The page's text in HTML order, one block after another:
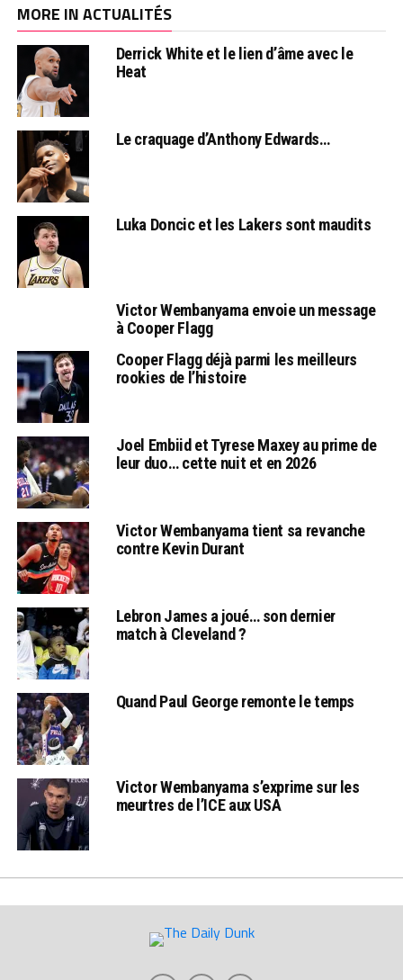
MORE IN ACTUALITÉS
Derrick White et le lien d’âme avec le
Heat
Le craquage d’Anthony Edwards…
Luka Doncic et les Lakers sont maudits
Victor Wembanyama envoie un message
à Cooper Flagg
Cooper Flagg déjà parmi les meilleurs
rookies de l’histoire
Joel Embiid et Tyrese Maxey au prime de
leur duo… cette nuit et en 2026
Victor Wembanyama tient sa revanche
contre Kevin Durant
Lebron James a joué… son dernier
match à Cleveland ?
Quand Paul George remonte le temps
Victor Wembanyama s’exprime sur les
meurtres de l’ICE aux USA